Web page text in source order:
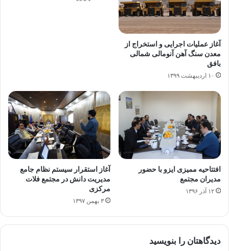
آغاز عملیات اجرایی و استخراج از
معدن سنگ آهن آنومالی شمالی
بافق
۱۰ اردیبهشت ۱۳۹۹
افتتاحیه ممیزی ایزو با حضور
مدیران مجتمع
۱۲ آذر ۱۳۹۶
آغاز استقرار سیستم نظام جامع
مدیریت دانش در مجتمع فلات
مرکزی
۳ بهمن ۱۳۹۷
دیدگاهتان را بنویسید